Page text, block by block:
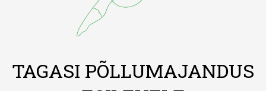
TAGASI PÕLLUMAJANDUS